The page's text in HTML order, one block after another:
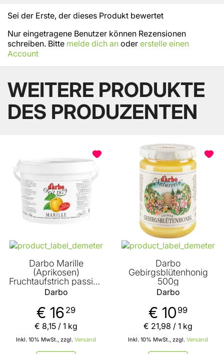
Sei der Erste, der dieses Produkt bewertet
Nur eingetragene Benutzer können Rezensionen
schreiben. Bitte melde dich an oder erstelle einen
Account
WEITERE PRODUKTE
DES PRODUZENTEN
Darbo Marille
(Aprikosen)
Fruchtaufstrich passiert
2000g
Darbo
€ 16 29
Inkl. 10% MwSt., zzgl. Versand
€ 8,15 / 1 kg
Darbo
Gebirgsblütenhonig
500g
Darbo
€ 10 99
Inkl. 10% MwSt., zzgl. Versand
€ 21,98 / 1 kg